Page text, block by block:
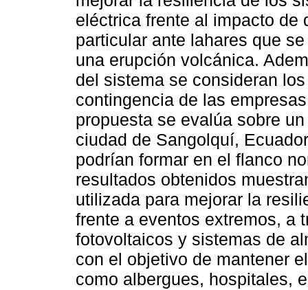
eléctrica frente al impacto de
particular ante lahares que
una erupción volcánica.
del sistema se consideran
contingencia de las
propuesta se evalúa sobre
ciudad de Sangolquí,
podrían formar en el flanco
resultados obtenidos
utilizada para mejorar la
frente a eventos extremos, a
fotovoltaicos y sistemas de
con el objetivo de mantener
como albergues, hospitales,